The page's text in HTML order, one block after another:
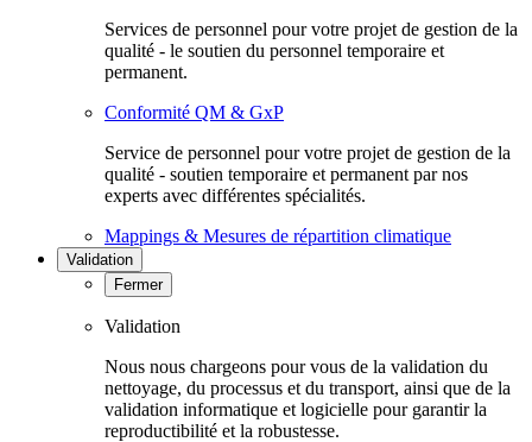
Services de personnel pour votre projet de gestion de la
qualité - le soutien du personnel temporaire et
permanent.
Conformité QM & GxP
Service de personnel pour votre projet de gestion de la
qualité - soutien temporaire et permanent par nos
experts avec différentes spécialités.
Mappings & Mesures de répartition climatique
Validation
Fermer
Validation
Nous nous chargeons pour vous de la validation du
nettoyage, du processus et du transport, ainsi que de la
validation informatique et logicielle pour garantir la
reproductibilité et la robustesse.